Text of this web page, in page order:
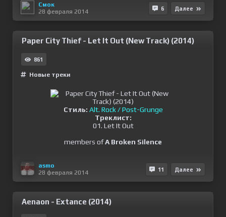
Смок
28 февраля 2014
6 Далее
Paper City Thief - Let It Out (New Track) (2014)
861
Новые треки
Стиль: Alt. Rock / Post-Grunge
Треклист:
01. Let It Out
members ofA Broken Silence
asmo
28 февраля 2014
11 Далее
Aenaon - Extance (2014)